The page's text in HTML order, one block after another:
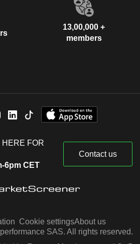
13,00,000 +
members
FOR
6pm CET
Contact us
Cookie settingsAbout us
SAS. All rights reserved.